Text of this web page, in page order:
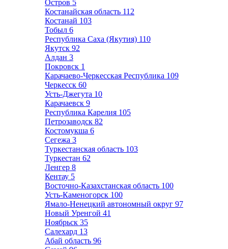
Остров 5
Костанайская область 112
Костанай 103
Тобыл 6
Республика Саха (Якутия) 110
Якутск 92
Алдан 3
Покровск 1
Карачаево-Черкесская Республика 109
Черкесск 60
Усть-Джегута 10
Карачаевск 9
Республика Карелия 105
Петрозаводск 82
Костомукша 6
Сегежа 3
Туркестанская область 103
Туркестан 62
Ленгер 8
Кентау 5
Восточно-Казахстанская область 100
Усть-Каменогорск 100
Ямало-Ненецкий автономный округ 97
Новый Уренгой 41
Ноябрьск 35
Салехард 13
Абай область 96